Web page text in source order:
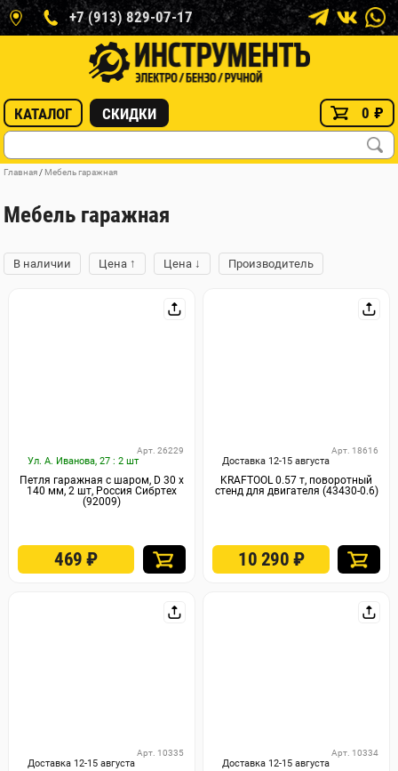
+7 (913) 829-07-17
КАТАЛОГ СКИДКИ 0 ₽
Главная / Мебель гаражная
Мебель гаражная
В наличии Цена ↑ Цена ↓ Производитель
Ул. А. Иванова, 27 : 2 шт
Арт. 26229
Петля гаражная с шаром, D 30 x
140 мм, 2 шт, Россия Сибртех
(92009)
469₽
Доставка 12-15 августа
Арт. 18616
KRAFTOOL 0.57 т, поворотный
стенд для двигателя (43430-0.6)
10 290 ₽
Доставка 12-15 августа
Арт. 10335
Доставка 12-15 августа
Арт. 10334